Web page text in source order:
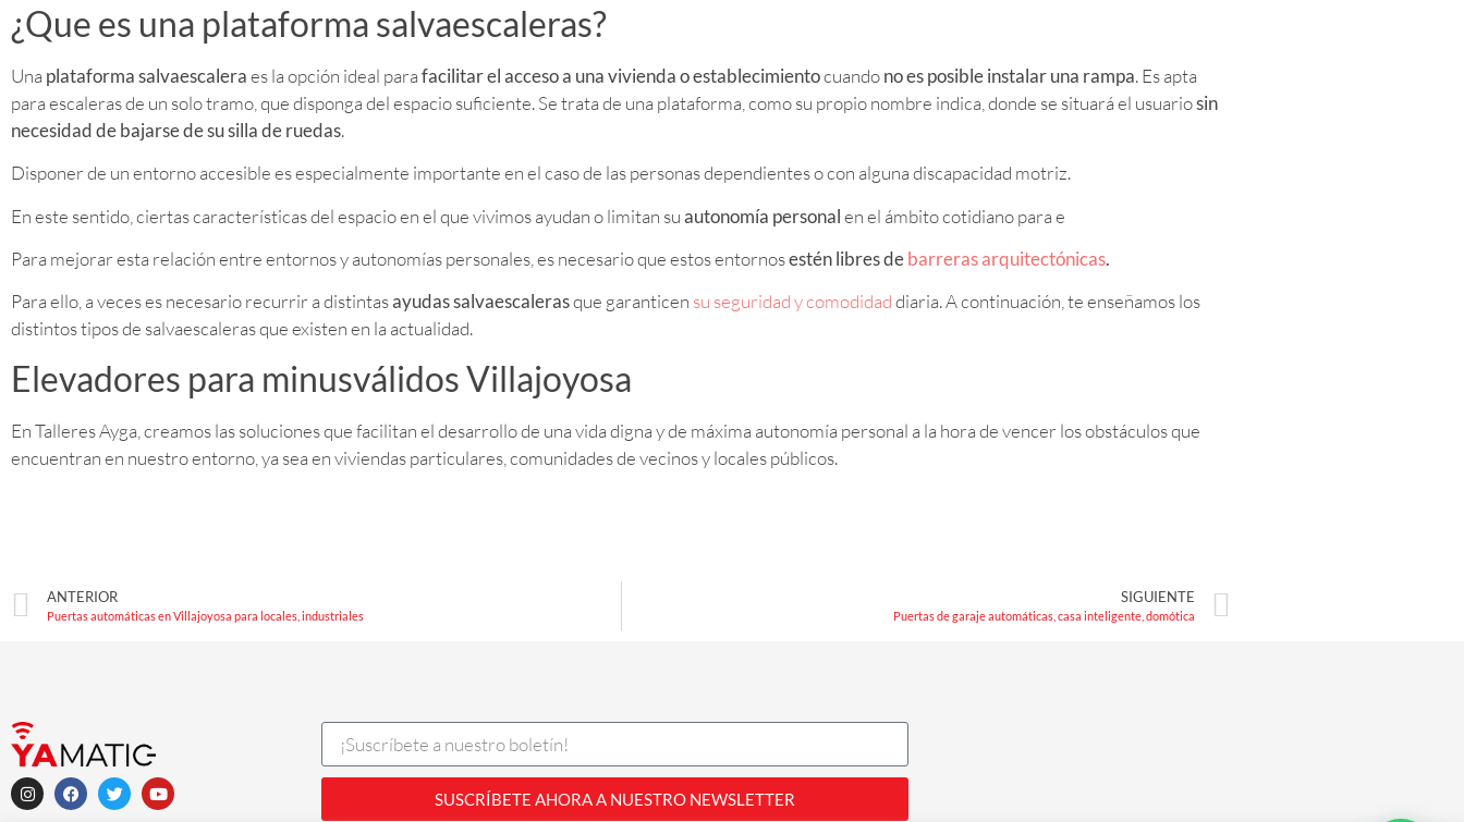
¿Que es una plataforma salvaescaleras?
Una plataforma salvaescaleraes la opción ideal parafacilitar el acceso a una vivienda o establecimientocuandono es posible instalar una rampa. Es apta
para escaleras de un solo tramo, que disponga del espacio suficiente. Se trata de una plataforma, como su propio nombre indica, donde se situará el usuariosin
necesidad de bajarse de su silla de ruedas.
Disponer de un entorno accesible es especialmente importante en el caso de las personas dependientes o con alguna discapacidad motriz.
En este sentido, ciertas características del espacio en el que vivimos ayudan o limitan suautonomía personalen el ámbito cotidiano para e
Para mejorar esta relación entre entornos y autonomías personales, es necesario que estos entornosestén libres debarreras arquitectónicas.
Para ello, a veces es necesario recurrir a distintasayudas salvaescalerasque garanticen su seguridad y comodidaddiaria. A continuación, te enseñamos los
distintos tipos de salvaescaleras que existen en la actualidad.
Elevadores para minusválidos Villajoyosa
En Talleres Ayga, creamos las soluciones que facilitan el desarrollo de una vida digna y de máxima autonomía personal a la hora de vencer los obstáculos que
encuentran en nuestro entorno, ya sea en viviendas particulares, comunidades de vecinos y locales públicos.
ANTERIOR
Puertas automáticas en Villajoyosa para locales, industriales
SIGUIENTE
Puertas de garaje automáticas, casa inteligente, domótica
SUSCRÍBETE AHORA A NUESTRO NEWSLETTER